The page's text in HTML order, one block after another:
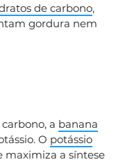
de carbono,
gordura nem
a banana
O potássio
maximiza a síntese